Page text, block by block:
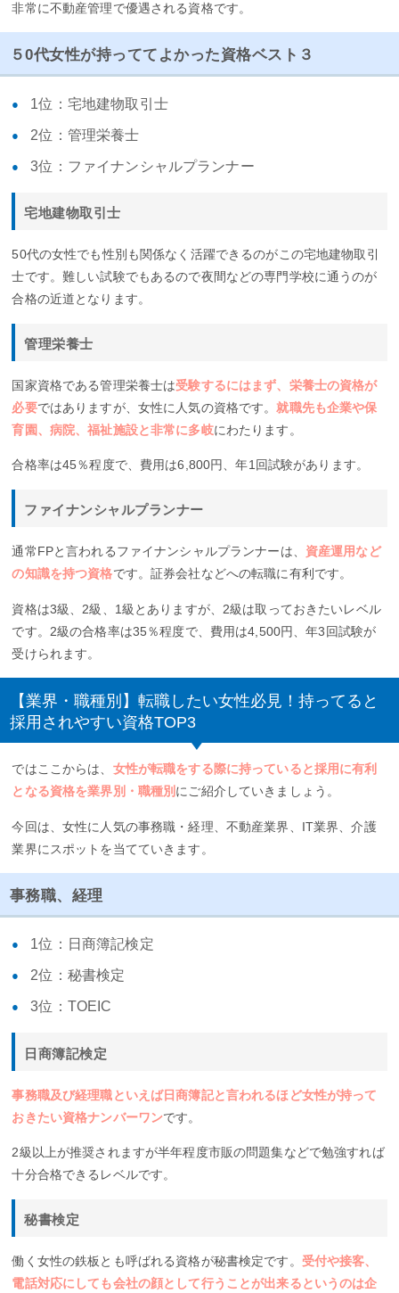
非常に不動産管理で優遇される資格です。
５0代女性が持っててよかった資格ベスト３
1位：宅地建物取引士
2位：管理栄養士
3位：ファイナンシャルプランナー
宅地建物取引士
50代の女性でも性別も関係なく活躍できるのがこの宅地建物取引
士です。難しい試験でもあるので夜間などの専門学校に通うのが
合格の近道となります。
管理栄養士
国家資格である管理栄養士は受験するにはまず、栄養士の資格が
必要ではありますが、女性に人気の資格です。就職先も企業や保
育園、病院、福祉施設と非常に多岐にわたります。
合格率は45％程度で、費用は6,800円、年1回試験があります。
ファイナンシャルプランナー
通常FPと言われるファイナンシャルプランナーは、 資産運用など
の知識を持つ資格です。証券会社などへの転職に有利です。
資格は3級、2級、1級とありますが、2級は取っておきたいレベル
です。2級の合格率は35％程度で、費用は4,500円、年3回試験が
受けられます。
【業界・職種別】転職したい女性必見！持ってると
採用されやすい資格TOP3
ではここからは、 女性が転職をする際に持っていると採用に有利
となる資格を業界別・職種別 にご紹介していきましょう。
今回は、女性に人気の事務職・経理、不動産業界、IT業界、介護
業界にスポットを当てていきます。
事務職、経理
1位：日商簿記検定
2位：秘書検定
3位：TOEIC
日商簿記検定
事務職及び経理職といえば日商簿記と言われるほど女性が持って
おきたい資格ナンバーワンです。
2級以上が推奨されますが半年程度市販の問題集などで勉強すれば
十分合格できるレベルです。
秘書検定
働く女性の鉄板とも呼ばれる資格が秘書検定です。 受付や接客、
電話対応にしても会社の顔として行うことが出来るというのは企